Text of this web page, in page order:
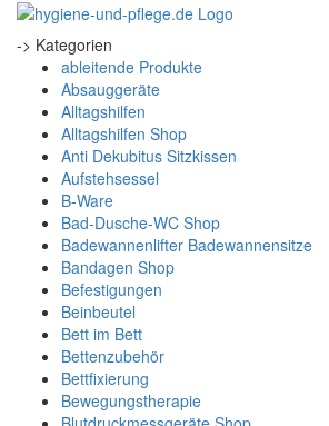
-> Kategorien
ableitende Produkte
Absauggeräte
Alltagshilfen
Alltagshilfen Shop
Anti Dekubitus Sitzkissen
Aufstehsessel
B-Ware
Bad-Dusche-WC Shop
Badewannenlifter Badewannensitze
Bandagen Shop
Befestigungen
Beinbeutel
Bett im Bett
Bettenzubehör
Bettfixierung
Bewegungstherapie